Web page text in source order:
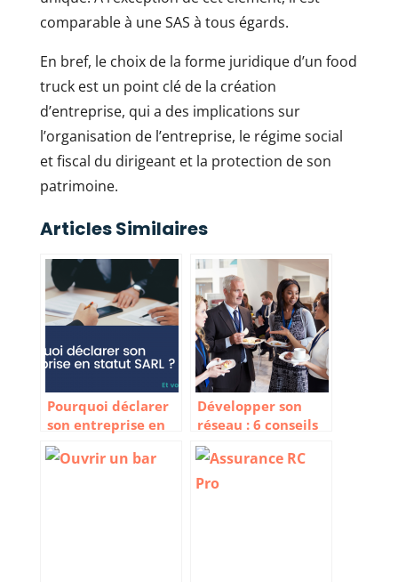
comparable à une SAS à tous égards.
En bref, le choix de la forme juridique d’un food
truck est un point clé de la création
d’entreprise, qui a des implications sur
l’organisation de l’entreprise, le régime social
et fiscal du dirigeant et la protection de son
patrimoine.
Articles Similaires
Pourquoi déclarer
son entreprise en
statut SARL ?
Développer son
réseau : 6 conseils
pour réussir